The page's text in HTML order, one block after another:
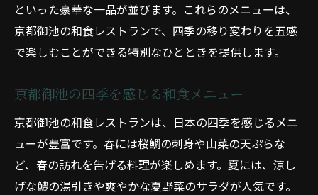
といった豪華な一品が並びます。これらのメニューは、
京都御池の和食レストランで、四季の移り変わりを五感
で楽しむことができる特別なひとときを提供します。
京都御池の四季を感じる和食メニュー
京都御池の和食レストランは、日本の四季を感じるメニ
ューが豊富です。春には桜鯛の刺身や山菜の天ぷらな
ど、春の訪れを告げる料理が楽しめます。夏には、涼し
げな鱧の湯引きや爽やかな夏野菜のサラダが人気です。